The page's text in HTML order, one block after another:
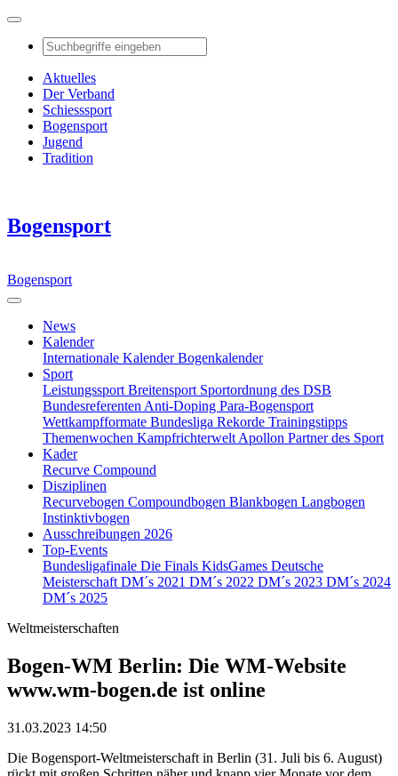
Aktuelles
Der Verband
Schiesssport
Bogensport
Jugend
Tradition
Bogensport
Bogensport
News
Kalender
Internationale KalenderBogenkalender
Sport
Leistungssport Breitensport Sportordnung des DSB
Bundesreferenten Anti-Doping Para-Bogensport
Wettkampfformate Bundesliga Rekorde Trainingstipps
Themenwochen Kampfrichterwelt Apollon Partner des Sport
Kader
Recurve Compound
Disziplinen
Recurvebogen Compoundbogen Blankbogen Langbogen
Instinktivbogen
Ausschreibungen 2026
Top-Events
Bundesligafinale Die Finals KidsGames Deutsche
Meisterschaft DM´s 2021 DM´s 2022 DM´s 2023 DM´s 2024
DM´s 2025
Weltmeisterschaften
Bogen-WM Berlin: Die WM-Website
www.wm-bogen.de ist online
31.03.2023 14:50
Die Bogensport-Weltmeisterschaft in Berlin (31. Juli bis 6. August)